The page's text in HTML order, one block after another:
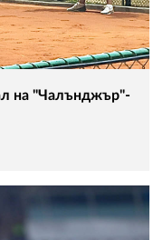
на "Чалънджър"-